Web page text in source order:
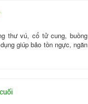
thư vú, cổ tử cung, buồng
giúp bảo tồn ngực, ngăn